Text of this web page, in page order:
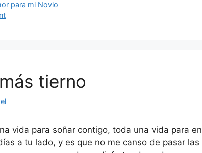
para mi Novio
tierno
vida para soñar contigo, toda una vida para
a tu lado, y es que no me canso de pasar